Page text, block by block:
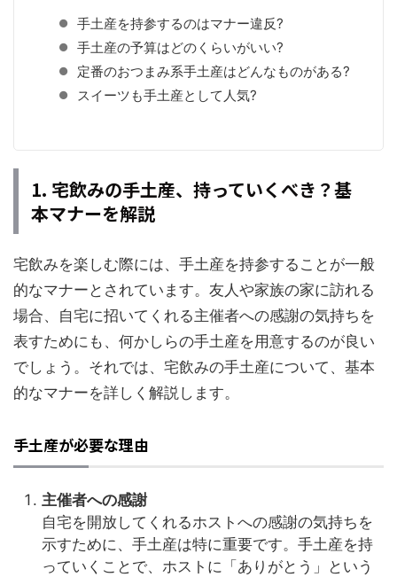
手土産を持参するのはマナー違反?
手土産の予算はどのくらいがいい?
定番のおつまみ系手土産はどんなものがある?
スイーツも手土産として人気?
1. 宅飲みの手土産、持っていくべき？基
本マナーを解説
宅飲みを楽しむ際には、手土産を持参することが一般
的なマナーとされています。友人や家族の家に訪れる
場合、自宅に招いてくれる主催者への感謝の気持ちを
表すためにも、何かしらの手土産を用意するのが良い
でしょう。それでは、宅飲みの手土産について、基本
的なマナーを詳しく解説します。
手土産が必要な理由
主催者への感謝
自宅を開放してくれるホストへの感謝の気持ちを
示すために、手土産は特に重要です。手土産を持
っていくことで、ホストに「ありがとう」という